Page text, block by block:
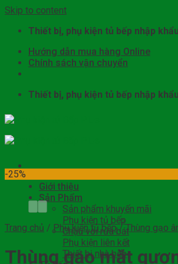
Skip to content
Thiết bị, phụ kiện tủ bếp nhập
Hướng dẫn mua hàng Online
Chính sách vận chuyển
Thiết bị, phụ kiện tủ bếp nhập
Giới thiệu
Sản Phẩm
Sản phẩm khuyến mãi
Phụ kiện tủ bếp
Chậu vòi rửa bát
Phụ kiện liên kết
Thiết bị nhà bếp
-25%
Trang chủ / Phụ kiện tủ bếp / Thùng gạo
Thùng gạo mặt